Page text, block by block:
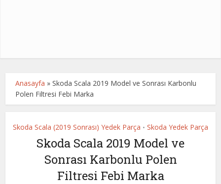
Anasayfa »Skoda Scala 2019 Model ve Sonrası Karbonlu
Polen Filtresi Febi Marka
Skoda Scala (2019 Sonrası) Yedek Parça • Skoda Yedek Parça
Skoda Scala 2019 Model ve
Sonrası Karbonlu Polen
Filtresi Febi Marka